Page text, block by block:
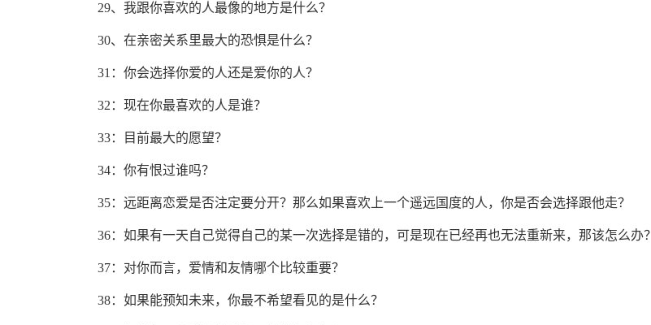
29、我跟你喜欢的人最像的地方是什么？
30、在亲密关系里最大的恐惧是什么？
31：你会选择你爱的人还是爱你的人？
32：现在你最喜欢的人是谁？
33：目前最大的愿望？
34：你有恨过谁吗？
35：远距离恋爱是否注定要分开？那么如果喜欢上一个遥远国度的人，你是否会选择跟他走？
36：如果有一天自己觉得自己的某一次选择是错的，可是现在已经再也无法重新来，那该怎么办？
37：对你而言，爱情和友情哪个比较重要？
38：如果能预知未来，你最不希望看见的是什么？